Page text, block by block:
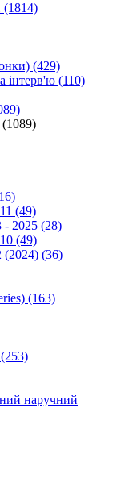
(1814)
(429)
інтерв'ю (110)
(49)
- 2025 (28)
(49)
(2024) (36)
(163)
наручний